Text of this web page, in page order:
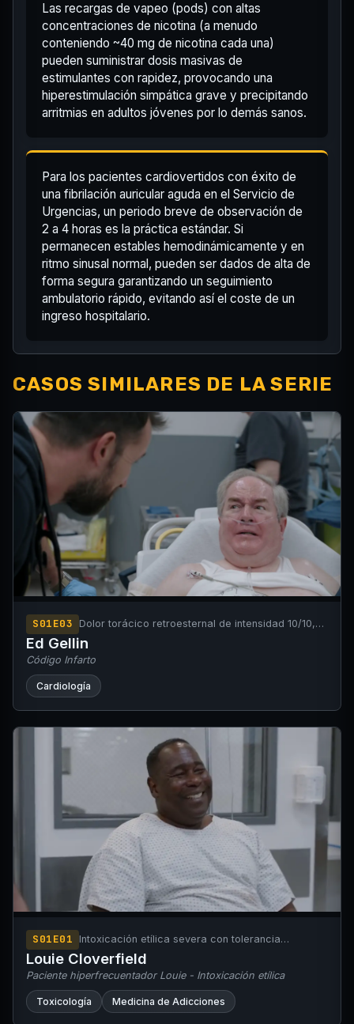
Las recargas de vapeo (pods) con altas
concentraciones de nicotina (a menudo
conteniendo ~40 mg de nicotina cada una)
pueden suministrar dosis masivas de
estimulantes con rapidez, provocando una
hiperestimulación simpática grave y precipitando
arritmias en adultos jóvenes por lo demás sanos.
Para los pacientes cardiovertidos con éxito de
una fibrilación auricular aguda en el Servicio de
Urgencias, un periodo breve de observación de
2 a 4 horas es la práctica estándar. Si
permanecen estables hemodinámicamente y en
ritmo sinusal normal, pueden ser dados de alta de
forma segura garantizando un seguimiento
ambulatorio rápido, evitando así el coste de un
ingreso hospitalario.
CASOS SIMILARES DE LA SERIE
S01E03
Dolor torácico retroesternal de intensidad 10/10,
disnea y diaforesis.
Ed Gellin
Código Infarto
Cardiología
S01E01
Intoxicación etílica severa con tolerancia
demostrada
Louie Cloverfield
Paciente hiperfrecuentador Louie - Intoxicación etílica
Toxicología Medicina de Adicciones